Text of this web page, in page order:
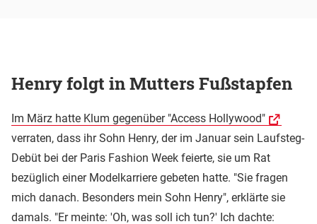
Henry folgt in Mutters Fußstapfen
Im März hatte Klum gegenüber "Access Hollywood"
verraten, dass ihr Sohn Henry, der im Januar sein Laufsteg-
Debüt bei der Paris Fashion Week feierte, sie um Rat
bezüglich einer Modelkarriere gebeten hatte. "Sie fragen
mich danach. Besonders mein Sohn Henry", erklärte sie
damals. "Er meinte: 'Oh, was soll ich tun?' Ich dachte: